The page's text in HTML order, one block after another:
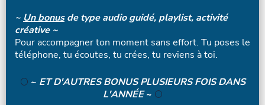
~ Un bonusde type audio guidé, playlist, activité
créative ~
Pour accompagner ton moment sans effort. Tu poses le
téléphone, tu écoutes, tu crées, tu reviens à toi.
🌕 ~ ET D'AUTRES BONUS PLUSIEURS FOIS DANS
L'ANNÉE~ 🌕